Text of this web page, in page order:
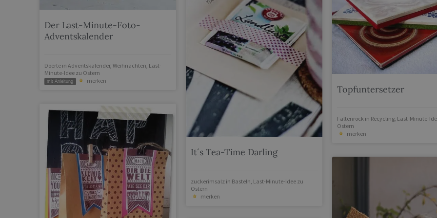
Der Last-Minute-Foto-
Adventskalender
Doerte in Adventskalender, Weihnachten, Last-
Minute-Idee zu Ostern
mit Anleitung merken
It´s Tea-Time Darling
zuckerimsalz in Basteln Last-Minute-Idee zu
Ostern
merken
Topfuntersetzer
Faltenrock in Recycling Last-Minute-
Ostern
merken